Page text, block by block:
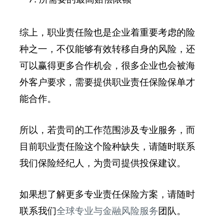
综上，职业责任险也是企业着重要考虑的险
种之一，不仅能够有效转移自身的风险，还
可以赢得更多合作机会，很多企业也会被海
外客户要求，需要提供职业责任保险保单才
能合作。
所以，若贵司的工作范围涉及专业服务，而
目前职业责任险这个险种缺失，请随时联系
我们保险经纪人，为贵司提供投保建议。
如果想了解更多专业责任保险方案，请随时
联系我们全球专业与金融风险服务团队。